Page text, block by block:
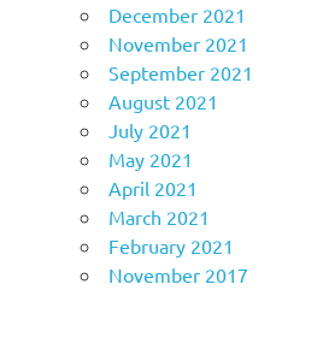
December 2021
November 2021
September 2021
August 2021
July 2021
May 2021
April 2021
March 2021
February 2021
November 2017